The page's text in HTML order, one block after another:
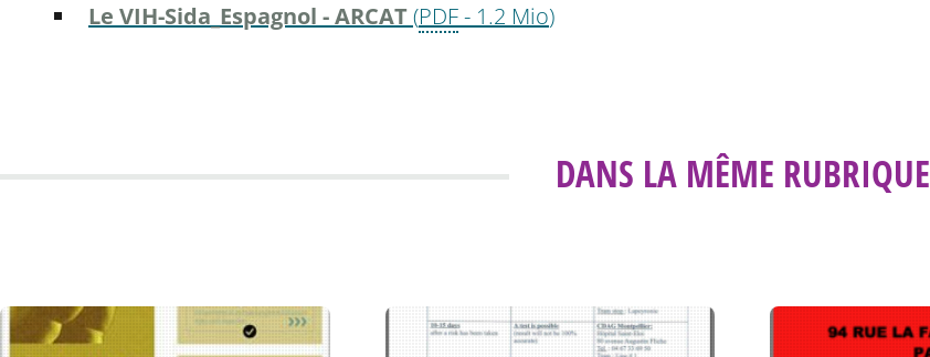
Le VIH-Sida_Espagnol - ARCAT(PDF- 1.2 Mio)
DANS LA MÊME RUBRIQUE